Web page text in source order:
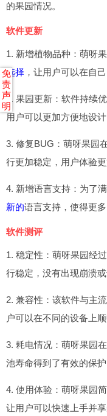
的果园情况。
软件更新
1. 新增植物品种：萌呀
选择 ，让用户可以在自
2. 果园更新：软件持续
用户可以更加方便地设
3. 修复BUG：萌呀果园
行更加稳定，用户体验更
4. 新增语言支持：为了
新的语言支持，使得更
软件测评
1. 稳定性：萌呀果园经
行稳定，没有出现崩溃或
2. 兼容性：该软件与主
户可以在不同的设备上顺
3. 耗电情况：萌呀果园
池寿命得到了有效的保护
4. 使用体验：萌呀果园
让用户可以快速上手并
免
责
声
明